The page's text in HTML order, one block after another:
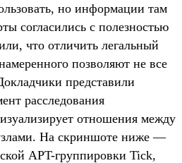
но информации там
согласились с полезностью
что отличить легальный
позволяют не все
представили
расследования
отношения между
На скриншоте ниже —
APT-группировки Tick,